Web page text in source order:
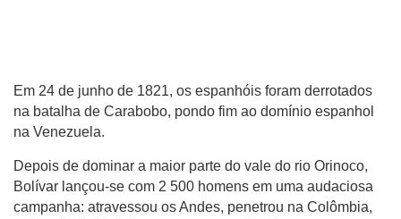
Em 24 de junho de 1821, os espanhóis foram derrotados
na batalha de Carabobo, pondo fim ao domínio espanhol
na Venezuela.
Depois de dominar a maior parte do vale do rio Orinoco,
Bolívar lançou-se com 2 500 homens em uma audaciosa
campanha: atravessou os Andes, penetrou na Colômbia,